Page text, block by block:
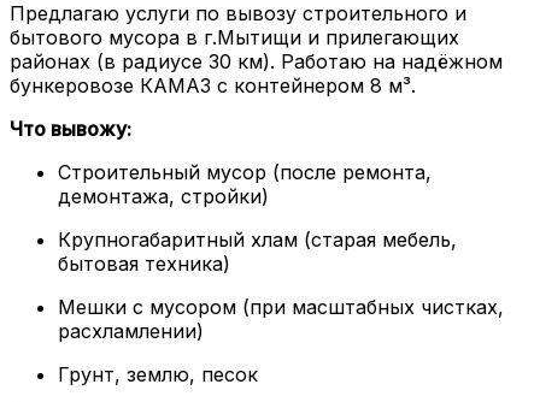
Предлагаю услуги по вывозу строительного и
бытового мусора в г.Мытищи и прилегающих
районах (в радиусе 30 км). Работаю на надёжном
бункеровозе КАМАЗ с контейнером 8 м³.
Что вывожу:
Строительный мусор (после ремонта,
демонтажа, стройки)
Крупногабаритный хлам (старая мебель,
бытовая техника)
Мешки с мусором (при масштабных чистках,
расхламлении)
Грунт, землю, песок